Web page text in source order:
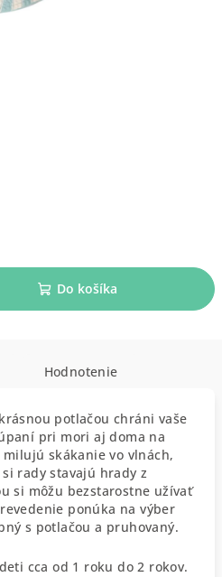
Do košíka
Hodnotenie
potlačou chráni vaše
pri mori aj doma na
skákanie vo vlnách,
rady stavajú hrady z
si môžu bezstarostne užívať
ponúka na výber
s potlačou a pruhovaný.
cca od 1 roku do 2 rokov.